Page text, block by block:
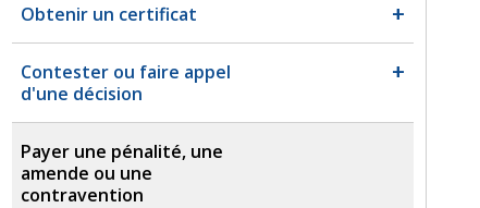
Obtenir un certificat
Contester ou faire appel
d'une décision
Payer une pénalité, une
amende ou une
contravention